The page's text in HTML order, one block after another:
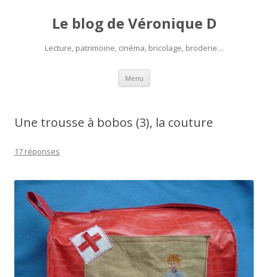
Le blog de Véronique D
Lecture, patrimoine, cinéma, bricolage, broderie…
Menu Aller
contenu
Une trousse à bobos (3), la couture
17 réponses